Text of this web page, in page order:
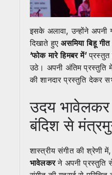
इसके अलावा, उन्होंने अपनी
दिखाते हुएअसमिया बिहू गीत
‘फोक मारे हिमबर में’प्रस्तुत
उठे। अपनी अंतिम प्रस्तुति
की शानदार प्रस्तुति देकर
उदय भावेलकर
बंदिश से
शास्त्रीय संगीत की श्रेणी
भावेलकरने अपनी प्रस्तुति